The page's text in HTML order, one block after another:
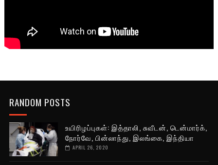
RANDOM POSTS
உயிரிழப்புகள்: இத்தாலி, சுவீடன், டென்மார்க்,
நோர்வே, பின்லாந்து, இலங்கை, இந்தியா
APRIL 26, 2020